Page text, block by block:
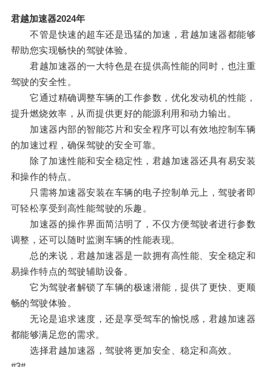
君越加速器2024年
不管是快速的超车还是迅猛的加速，君越加速器都能够
帮助您实现畅快的驾驶体验。
君越加速器的一大特色是在提供高性能的同时，也注重
驾驶的安全性。
它通过精确调整车辆的工作参数，优化发动机的性能，
提升燃烧效率，从而提供更好的能源利用和动力输出。
加速器内部的智能芯片和安全程序可以有效地控制车辆
的加速过程，确保驾驶的安全可靠。
除了加速性能和安全稳定性，君越加速器还具有易安装
和操作的特点。
只需将加速器安装在车辆的电子控制单元上，驾驶者即
可轻松享受到高性能驾驶的乐趣。
加速器的操作界面简洁明了，不仅方便驾驶者进行参数
调整，还可以随时监测车辆的性能表现。
总的来说，君越加速器是一款拥有高性能、安全稳定和
易操作特点的驾驶辅助设备。
它为驾驶者解锁了车辆的极速潜能，提供了更快、更顺
畅的驾驶体验。
无论是追求速度，还是享受驾车的愉悦感，君越加速器
都能够满足您的需求。
选择君越加速器，驾驶将更加安全、稳定和高效。